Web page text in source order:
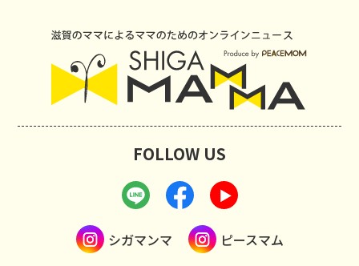
FOLLOW US
シガマンマ ピースマム